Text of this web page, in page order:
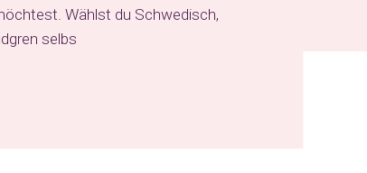
Wählst du Schwedisch,
selbs